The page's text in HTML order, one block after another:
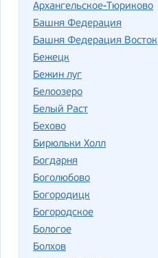
Архангельское-Тюриково
Башня Федерация
Башня Федерация Восток
Бежецк
Бежин луг
Белоозеро
Белый Раст
Бехово
Бирюльки Холл
Богдарня
Боголюбово
Богородицк
Богородское
Бологое
Болхов